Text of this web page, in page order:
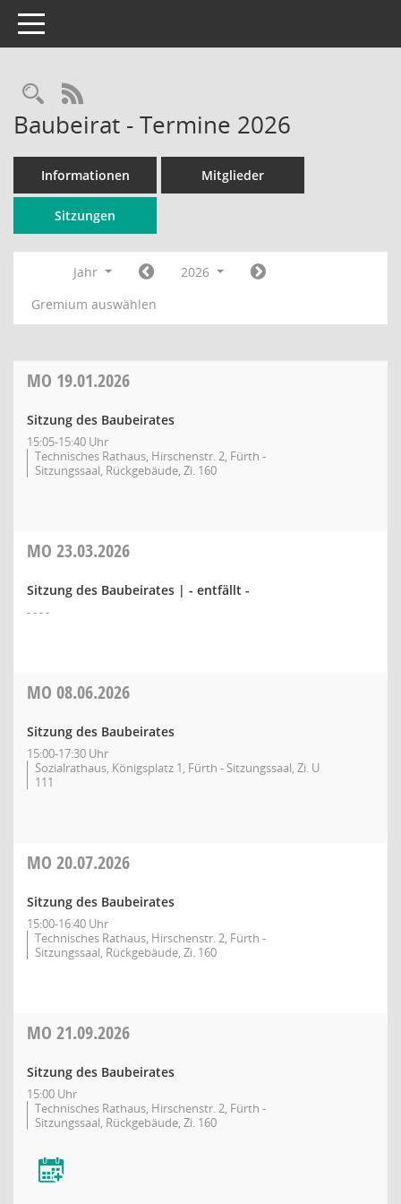
Toggle navigation
Rechercheauswahl
RSS-Feed
Baubeirat - Termine 2026
Informationen Mitglieder
Sitzungen
Jahr
2026
Gremium auswählen
MO 19.01.2026
Sitzung des Baubeirates
15:05-15:40 Uhr
Technisches Rathaus, Hirschenstr. 2, Fürth -
Sitzungssaal, Rückgebäude, Zi. 160
MO 23.03.2026
Sitzung des Baubeirates | - entfällt -
- - - -
MO 08.06.2026
Sitzung des Baubeirates
15:00-17:30 Uhr
Sozialrathaus, Königsplatz 1, Fürth - Sitzungssaal, Zi. U
111
MO 20.07.2026
Sitzung des Baubeirates
15:00-16:40 Uhr
Technisches Rathaus, Hirschenstr. 2, Fürth -
Sitzungssaal, Rückgebäude, Zi. 160
MO 21.09.2026
Sitzung des Baubeirates
15:00 Uhr
Technisches Rathaus, Hirschenstr. 2, Fürth -
Sitzungssaal, Rückgebäude, Zi. 160